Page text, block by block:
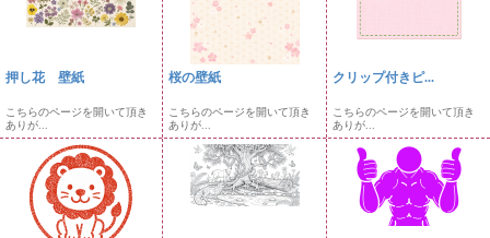
押し花 壁紙
こちらのページを開いて頂き
ありが...
桜の壁紙
こちらのページを開いて頂き
ありが...
クリップ付きピ...
こちらのページを開いて頂き
ありが...